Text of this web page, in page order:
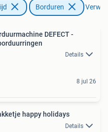
Borduren
DEFECT -
Details
8 jul 26
happy holidays
Details